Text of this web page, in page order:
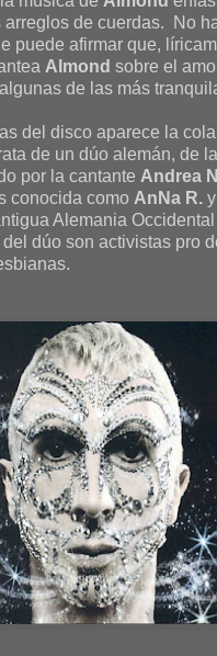
arreglos de cuerdas. No
puede afirmar que,
Almond sobre el
de las más
del disco aparece la
de un dúo alemán, de
por la cantante Andrea
conocida como AnNa R.
Alemania Occidental
dúo son activistas pro